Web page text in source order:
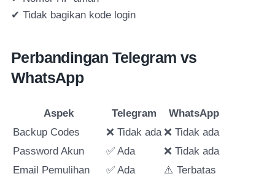
✔ Tidak bagikan kode login
Perbandingan Telegram vs
WhatsApp
Aspek Telegram
WhatsApp
Backup Codes
❌ Tidak ada ❌ Tidak ada
Password Akun
✅ Ada
❌ Tidak ada
Email Pemulihan
✅ Ada
⚠️ Terbatas